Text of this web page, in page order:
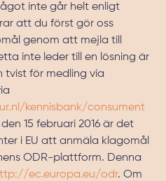
inte går helt enligt
att du först gör oss
genom att mejla till
inte leder till en lösning är
för medling via
kennisbank/consument
15 februari 2016 är det
i EU att anmäla klagomål
ODR-plattform. Denna
ec.europa.eu/odr. Om